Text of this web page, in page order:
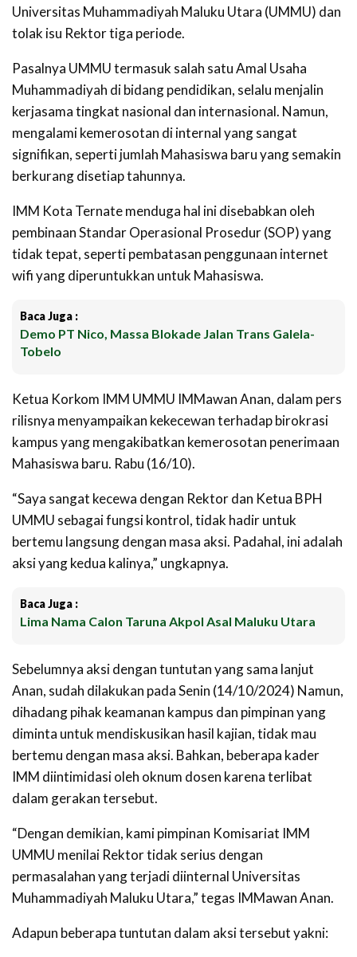
Universitas Muhammadiyah Maluku Utara (UMMU) dan
tolak isu Rektor tiga periode.
Pasalnya UMMU termasuk salah satu Amal Usaha
Muhammadiyah di bidang pendidikan, selalu menjalin
kerjasama tingkat nasional dan internasional. Namun,
mengalami kemerosotan di internal yang sangat
signifikan, seperti jumlah Mahasiswa baru yang semakin
berkurang disetiap tahunnya.
IMM Kota Ternate menduga hal ini disebabkan oleh
pembinaan Standar Operasional Prosedur (SOP) yang
tidak tepat, seperti pembatasan penggunaan internet
wifi yang diperuntukkan untuk Mahasiswa.
Baca Juga :
Demo PT Nico, Massa Blokade Jalan Trans Galela-
Tobelo
Ketua Korkom IMM UMMU IMMawan Anan, dalam pers
rilisnya menyampaikan kekecewan terhadap birokrasi
kampus yang mengakibatkan kemerosotan penerimaan
Mahasiswa baru. Rabu (16/10).
“Saya sangat kecewa dengan Rektor dan Ketua BPH
UMMU sebagai fungsi kontrol, tidak hadir untuk
bertemu langsung dengan masa aksi. Padahal, ini adalah
aksi yang kedua kalinya,” ungkapnya.
Baca Juga :
Lima Nama Calon Taruna Akpol Asal Maluku Utara
Sebelumnya aksi dengan tuntutan yang sama lanjut
Anan, sudah dilakukan pada Senin (14/10/2024) Namun,
dihadang pihak keamanan kampus dan pimpinan yang
diminta untuk mendiskusikan hasil kajian, tidak mau
bertemu dengan masa aksi. Bahkan, beberapa kader
IMM diintimidasi oleh oknum dosen karena terlibat
dalam gerakan tersebut.
“Dengan demikian, kami pimpinan Komisariat IMM
UMMU menilai Rektor tidak serius dengan
permasalahan yang terjadi diinternal Universitas
Muhammadiyah Maluku Utara,” tegas IMMawan Anan.
Adapun beberapa tuntutan dalam aksi tersebut yakni: